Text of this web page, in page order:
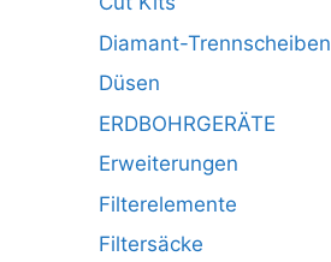
Diamant-Trennscheiben
Düsen
ERDBOHRGERÄTE
Erweiterungen
Filterelemente
Filtersäcke